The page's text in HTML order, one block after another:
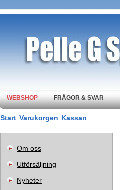
WEBSHOP FRÅGOR & SVAR
Start Varukorgen Kassan
Om oss
Utförsäljning
Nyheter